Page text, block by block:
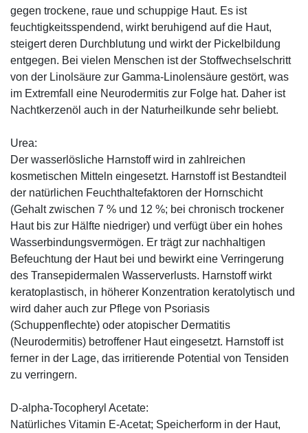
gegen trockene, raue und schuppige Haut. Es ist
feuchtigkeitsspendend, wirkt beruhigend auf die Haut,
steigert deren Durchblutung und wirkt der Pickelbildung
entgegen. Bei vielen Menschen ist der Stoffwechselschritt
von der Linolsäure zur Gamma-Linolensäure gestört, was
im Extremfall eine Neurodermitis zur Folge hat. Daher ist
Nachtkerzenöl auch in der Naturheilkunde sehr beliebt.
Urea:
Der wasserlösliche Harnstoff wird in zahlreichen
kosmetischen Mitteln eingesetzt. Harnstoff ist Bestandteil
der natürlichen Feuchthaltefaktoren der Hornschicht
(Gehalt zwischen 7 % und 12 %; bei chronisch trockener
Haut bis zur Hälfte niedriger) und verfügt über ein hohes
Wasserbindungsvermögen. Er trägt zur nachhaltigen
Befeuchtung der Haut bei und bewirkt eine Verringerung
des Transepidermalen Wasserverlusts. Harnstoff wirkt
keratoplastisch, in höherer Konzentration keratolytisch und
wird daher auch zur Pflege von Psoriasis
(Schuppenflechte) oder atopischer Dermatitis
(Neurodermitis) betroffener Haut eingesetzt. Harnstoff ist
ferner in der Lage, das irritierende Potential von Tensiden
zu verringern.
D-alpha-Tocopheryl Acetate:
Natürliches Vitamin E-Acetat; Speicherform in der Haut,